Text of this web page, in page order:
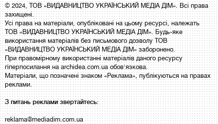
© 2024, ТОВ «ВИДАВНИЦТВО УКРАЇНСЬКИЙ МЕДІА ДІМ». Всі права
захищені.
Усі права на матеріали, опубліковані на цьому ресурсі, належать
ТОВ «ВИДАВНИЦТВО УКРАЇНСЬКИЙ МЕДІА ДІМ». Будь-яке
використання матеріалів без письмового дозволу ТОВ
«ВИДАВНИЦТВО УКРАЇНСЬКИЙ МЕДІА ДІМ» заборонено.
При правомірному використанні матеріалів даного ресурсу
гіперпосилання на archidea.com.ua обов'язкова.
Матеріали, що позначені знаком «Реклама», публікуються на правах
реклами.
З питань реклами звертайтесь:
reklama@mediadim.com.ua